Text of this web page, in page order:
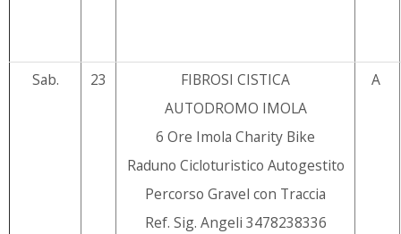
Sab. 23
FIBROSI CISTICA
AUTODROMO IMOLA
6 Ore Imola Charity Bike
Raduno Cicloturistico Autogestito
Percorso Gravel con Traccia
Ref. Sig. Angeli 3478238336
A